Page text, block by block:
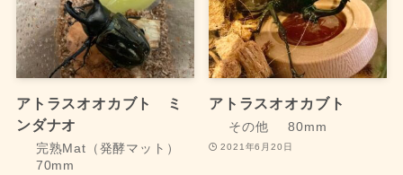
アトラスオオカブト ミ
ンダナオ
完熟Mat（発酵マット）
70mm
アトラスオオカブト
その他 80mm
2021年6月20日